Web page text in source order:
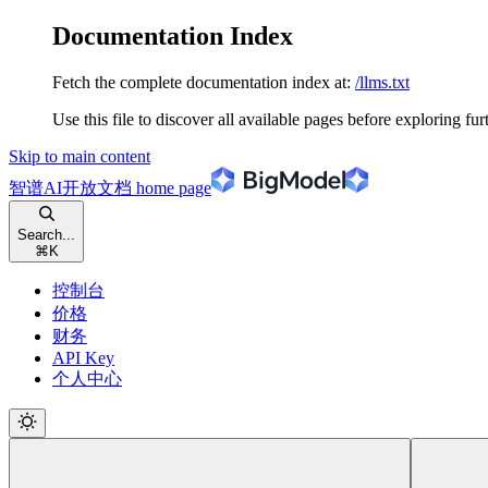
Documentation Index
Fetch the complete documentation index at: /llms.txt
Use this file to discover all available pages before exploring
Skip to main content
智谱AI开放文档 home page
Search...
⌘ K
控制台
价格
财务
API Key
个人中心